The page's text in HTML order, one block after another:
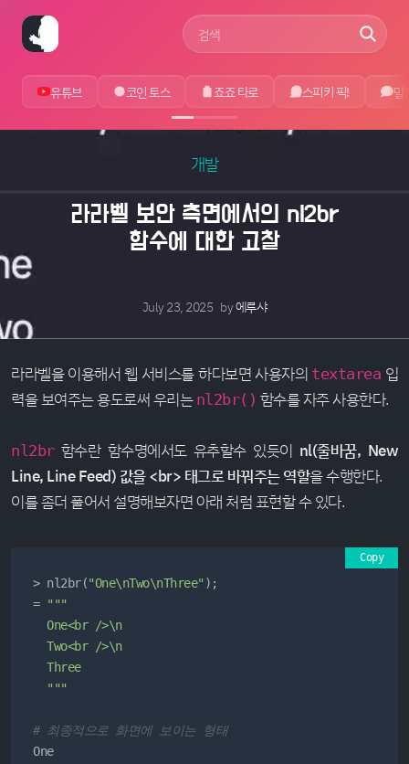
사이트 검색어
유튜브 코인 토스 죠죠 타로 스피키 픽! 말
개발
라라벨 보안 측면에서의 nl2br
함수에 대한 고찰
July 23, 2025 by에루샤
라라벨을 이용해서 웹 서비스를 하다보면 사용자의 textarea 입
력을 보여주는 용도로써 우리는 nl2br() 함수를 자주 사용한다.
nl2br함수란 함수명에서도 유추할수 있듯이 nl(줄바꿈, New
Line, Line Feed) 값을 <br> 태그로 바꿔주는 역할을 수행한다.
이를 좀더 풀어서 설명해보자면 아래 처럼 표현할 수 있다.
> nl2br("One\nTwo\nThree" );
= """
  One<br />\n
  Two<br />\n
  Three
  """
# 최종적으로 화면에 보이는 형태
One
Copy